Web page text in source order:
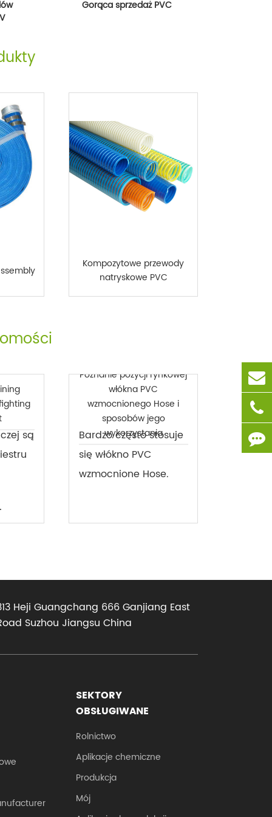
Gorąca sprzedaż PVC
Kompozytowe przewody
natryskowe PVC
są
do
Poznanie pozycji rynkowej
włókna PVC
wzmocnionego Hose i
sposobów jego
wykorzystania
Bardzo często stosuje
się włókno PVC
wzmocnione Hose.
Heji Guangchang 666 Ganjiang East
Suzhou Jiangsu China
SEKTORY
OBSŁUGIWANE
Rolnictwo
Aplikacje chemiczne
Produkcja
Mój